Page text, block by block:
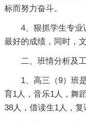
标而努力奋斗。
4、狠抓学生专
最好的成绩，同时，
二、班情分析及
1、高三（9）班
育1人，音乐1人，舞
38人，借读生1人，复